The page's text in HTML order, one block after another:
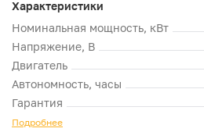
Характеристики
Номинальная мощность, кВт
Напряжение, В
Двигатель
Автономность, часы
Гарантия
Подробнее